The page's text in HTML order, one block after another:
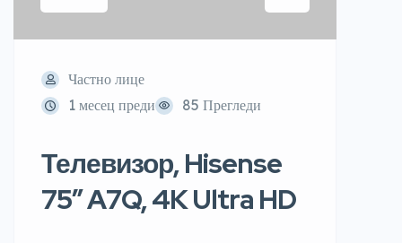
Частно лице
1 месец преди
85 Прегледи
Телевизор, Hisense
75″ A7Q, 4K Ultra HD